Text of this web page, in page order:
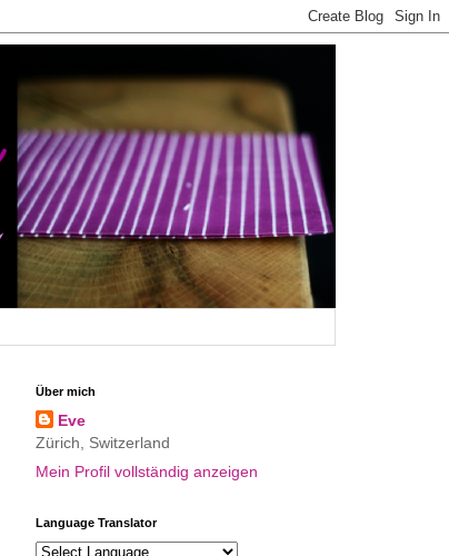
Über mich
Eve
Zürich, Switzerland
Mein Profil vollständig anzeigen
Language Translator